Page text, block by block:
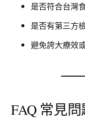
是否符合台灣
是否有第三方
避免誇大療效
FAQ 常見問